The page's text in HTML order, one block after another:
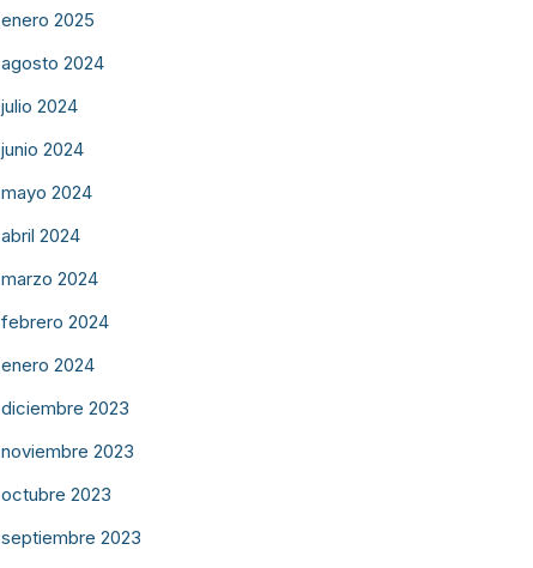
enero 2025
agosto 2024
julio 2024
junio 2024
mayo 2024
abril 2024
marzo 2024
febrero 2024
enero 2024
diciembre 2023
noviembre 2023
octubre 2023
septiembre 2023